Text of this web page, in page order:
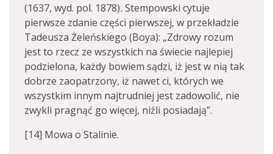
(1637, wyd. pol. 1878).Stempowski cytuje
pierwsze zdanie części pierwszej, w przekładzie
Tadeusza Żeleńskiego (Boya): „Zdrowy rozum
jest to rzecz ze wszystkich na świecie najlepiej
podzielona, każdy bowiem sądzi, iż jest w nią tak
dobrze zaopatrzony, iż nawet ci, których we
wszystkim innym najtrudniej jest zadowolić, nie
zwykli pragnąć go więcej, niźli posiadają”.
[14] Mowa o Stalinie.